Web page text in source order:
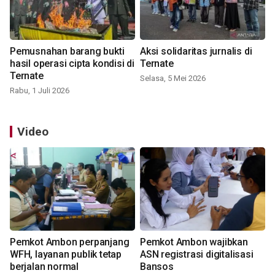
Pemusnahan barang bukti
hasil operasi cipta kondisi di
Ternate
Rabu, 1 Juli 2026
Aksi solidaritas jurnalis di
Ternate
Selasa, 5 Mei 2026
Video
Pemkot Ambon perpanjang
WFH, layanan publik tetap
berjalan normal
Pemkot Ambon wajibkan
ASN registrasi digitalisasi
Bansos